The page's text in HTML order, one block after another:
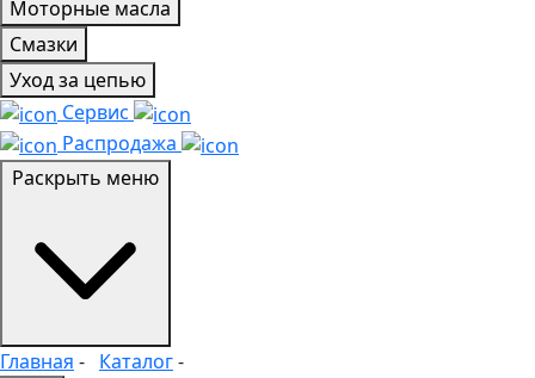
Моторные масла
Смазки
Уход за цепью
Сервис
Распродажа
Главная - Каталог-